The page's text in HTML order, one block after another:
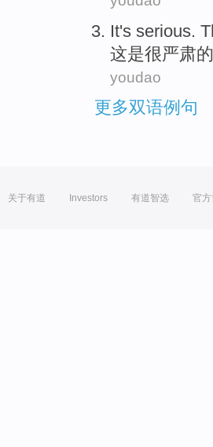
It's serious.
这是很严肃的
youdao
更多双语例句
关于有道 Investors 有道智选 官方